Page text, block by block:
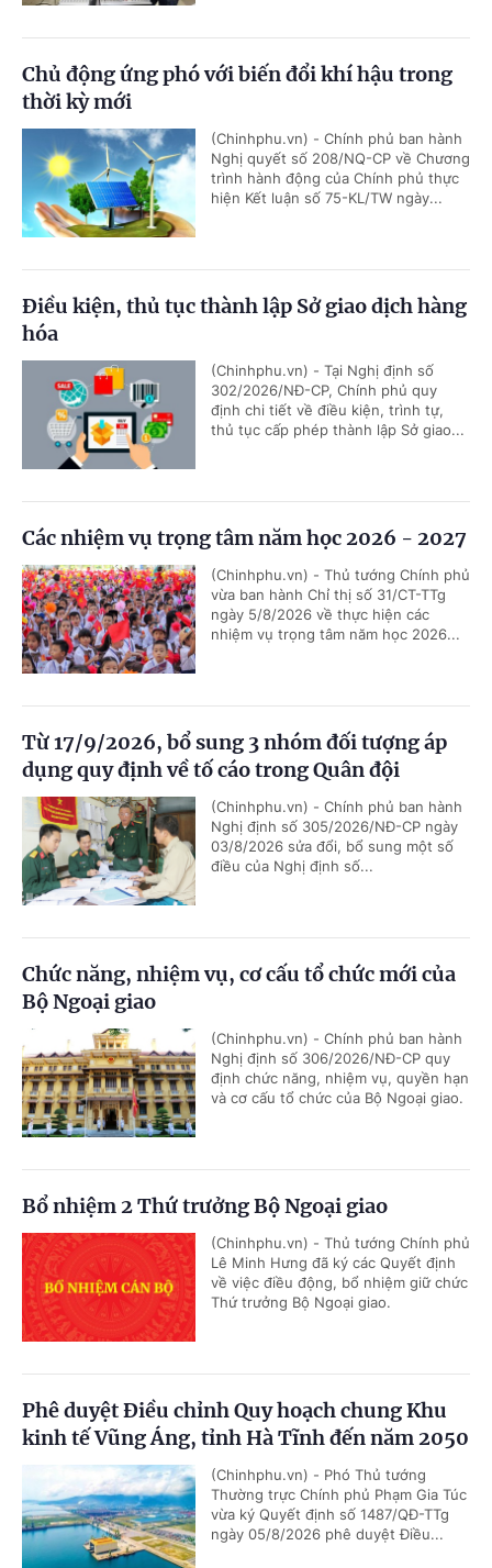
Chủ động ứng phó với biến đổi khí hậu trong
thời kỳ mới
(Chinhphu.vn) - Chính phủ ban hành
Nghị quyết số 208/NQ-CP về Chương
trình hành động của Chính phủ thực
hiện Kết luận số 75-KL/TW ngày...
Điều kiện, thủ tục thành lập Sở giao dịch hàng
hóa
(Chinhphu.vn) - Tại Nghị định số
302/2026/NĐ-CP, Chính phủ quy
định chi tiết về điều kiện, trình tự,
thủ tục cấp phép thành lập Sở giao...
Các nhiệm vụ trọng tâm năm học 2026 - 2027
(Chinhphu.vn) - Thủ tướng Chính phủ
vừa ban hành Chỉ thị số 31/CT-TTg
ngày 5/8/2026 về thực hiện các
nhiệm vụ trọng tâm năm học 2026...
Từ 17/9/2026, bổ sung 3 nhóm đối tượng áp
dụng quy định về tố cáo trong Quân đội
(Chinhphu.vn) - Chính phủ ban hành
Nghị định số 305/2026/NĐ-CP ngày
03/8/2026 sửa đổi, bổ sung một số
điều của Nghị định số...
Chức năng, nhiệm vụ, cơ cấu tổ chức mới của
Bộ Ngoại giao
(Chinhphu.vn) - Chính phủ ban hành
Nghị định số 306/2026/NĐ-CP quy
định chức năng, nhiệm vụ, quyền hạn
và cơ cấu tổ chức của Bộ Ngoại giao.
Bổ nhiệm 2 Thứ trưởng Bộ Ngoại giao
(Chinhphu.vn) - Thủ tướng Chính phủ
Lê Minh Hưng đã ký các Quyết định
về việc điều động, bổ nhiệm giữ chức
Thứ trưởng Bộ Ngoại giao.
Phê duyệt Điều chỉnh Quy hoạch chung Khu
kinh tế Vũng Áng, tỉnh Hà Tĩnh đến năm 2050
(Chinhphu.vn) - Phó Thủ tướng
Thường trực Chính phủ Phạm Gia Túc
vừa ký Quyết định số 1487/QĐ-TTg
ngày 05/8/2026 phê duyệt Điều...